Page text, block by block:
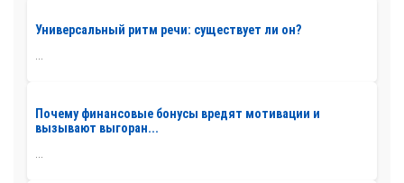
Универсальный ритм речи: существует ли он?
Почему финансовые бонусы вредят мотивации и
вызывают выгоран...
...